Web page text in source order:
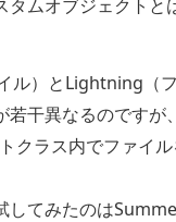
タムオブジェクトと
ル）とLightning（
若干異なるのです
クラス内でファイ
てみたのはSummer